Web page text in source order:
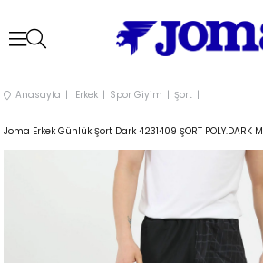
Anasayfa Erkek Spor Giyim Şort
Joma Erkek Günlük Şort Dark 4231409 ŞORT POLY.DARK M